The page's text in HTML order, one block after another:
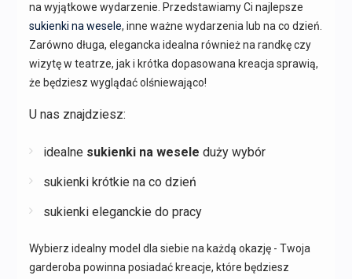
na wyjątkowe wydarzenie. Przedstawiamy Ci najlepsze
sukienki na wesele, inne ważne wydarzenia lub na co dzień.
Zarówno długa, elegancka idealna również na randkę czy
wizytę w teatrze, jak i krótka dopasowana kreacja sprawią,
że będziesz wyglądać olśniewająco!
U nas znajdziesz:
idealne sukienki na wesele duży wybór
sukienki krótkie na co dzień
sukienki eleganckie do pracy
Wybierz idealny model dla siebie na każdą okazję - Twoja
garderoba powinna posiadać kreacje, które będziesz